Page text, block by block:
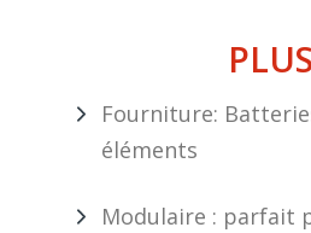
PLUS
Fourniture:
éléments
Modulaire : parfait